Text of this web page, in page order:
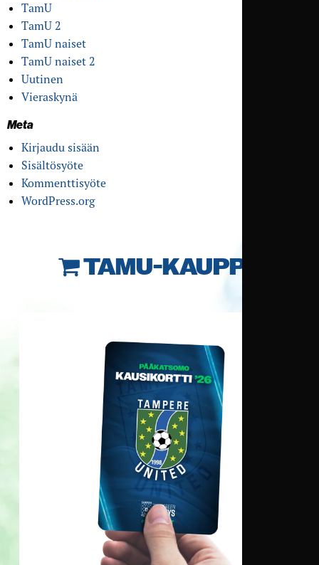
TamU
TamU 2
TamU naiset
TamU naiset 2
Uutinen
Vieraskynä
Meta
Kirjaudu sisään
Sisältösyöte
Kommenttisyöte
WordPress.org
TAMU-KAUPPA